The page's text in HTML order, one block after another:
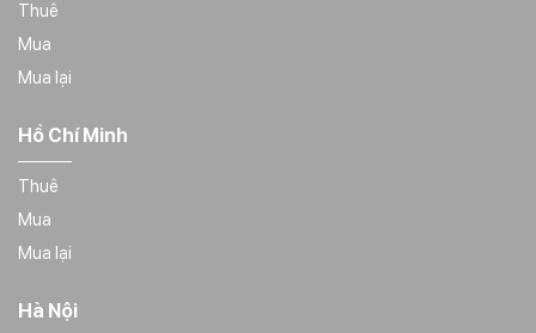
Thuê
Mua
Mua lại
Hồ Chí Minh
Thuê
Mua
Mua lại
Hà Nội